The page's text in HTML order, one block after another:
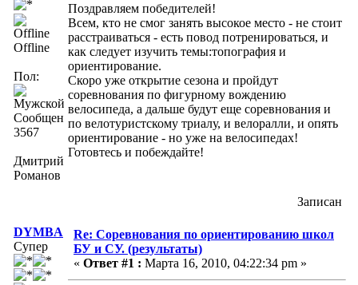
Offline
Пол:
Сообщений:
3567
Дмитрий
Романов
Поздравляем победителей!
Всем, кто не смог занять высокое место - не стоит
расстраиваться - есть повод потренироваться, и
как следует изучить темы:топография и
ориентирование.
Скоро уже открытие сезона и пройдут
соревнования по фигурному вождению
велосипеда, а дальше будут еще соревнования и
по велотуристскому триалу, и велоралли, и опять
ориентирование - но уже на велосипедах!
Готовтесь и побеждайте!
Записан
DYMBA
Супер
Re: Соревнования по ориентированию школ
БУ и СУ. (результаты)
« Ответ #1 : Марта 16, 2010, 04:22:34 pm »